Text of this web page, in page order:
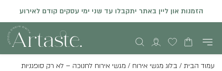
הזמנות און ליין באתר יתקבלו עד שני ימי עסקים קודם לאירוע
עמוד הבית / בלוג מגשי אירוח / מגשי אירוח לחנוכה – לא רק סופגניות